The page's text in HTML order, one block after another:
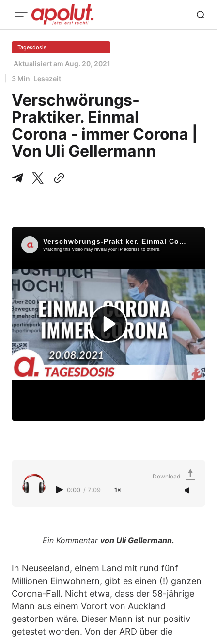
Tagesdosis
Aktualisiert am Aug. 20, 2021
3 Min. Lesezeit
Verschwörungs-
Praktiker. Einmal
Corona - immer Corona |
Von Uli Gellermann
0:00 / 7:09 1×
Download
Ein Kommentar von Uli Gellermann.
In Neuseeland, einem Land mit rund fünf
Millionen Einwohnern, gibt es einen (!) ganzen
Corona-Fall. Nicht etwa, dass der 58-jährige
Mann aus einem Vorort von Auckland
gestorben wäre. Dieser Mann ist nur positiv
getestet worden. Von der ARD über die